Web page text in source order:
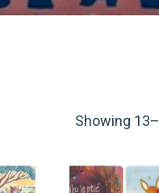
Showing